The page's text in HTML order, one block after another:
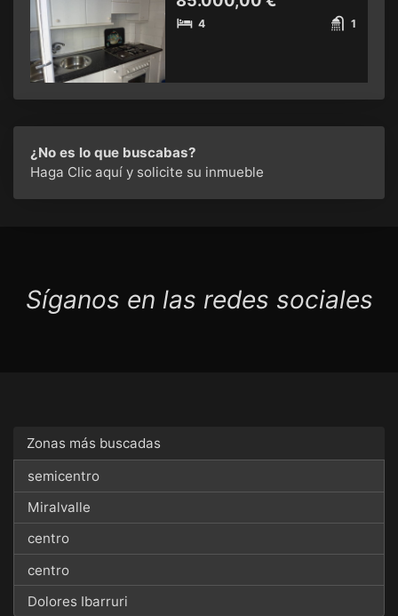
4 1
¿No es lo que buscabas?
Haga Clic aquí y solicite su inmueble
Síganos en las redes sociales
Zonas más buscadas
semicentro
Miralvalle
centro
centro
Dolores Ibarruri